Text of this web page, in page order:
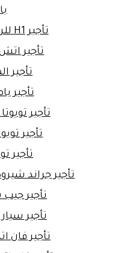
تأجير H1 للرحلات العائلية
تأجير
تأجير
تأجير
تأجير
تأجير
تأجير
تأجير جراند
تأجير جيب
تأجير
تأجير فان اتش